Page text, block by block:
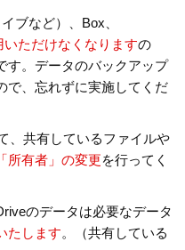
ブなど）、Box、
いただけなくなりますの
す。データのバックアップ
で、忘れずに実施してくだ
、共有しているファイルや
所有者」の変更を行ってく
のデータは必要なデータ
たします。（共有している